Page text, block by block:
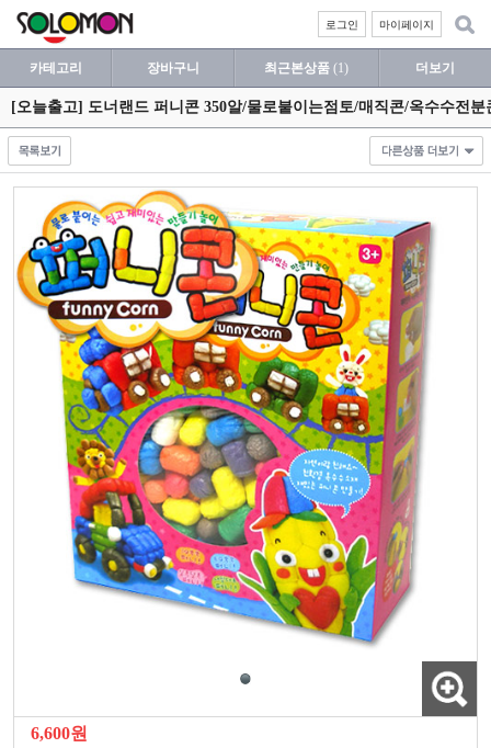
마이페이지
로그인
카테고리 장바구니 최근본상품 (1) 더보기
[오늘출고] 도너랜드 퍼니콘 350알/물로붙이는점토/매직콘/옥수수전
6,600원